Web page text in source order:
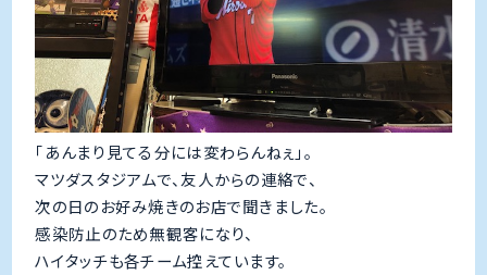
「あんまり見てる分には変わらんねぇ」。
マツダスタジアムで、友人からの連絡で、
次の日のお好み焼きのお店で聞きました。
感染防止のため無観客になり、
ハイタッチも各チーム控えています。